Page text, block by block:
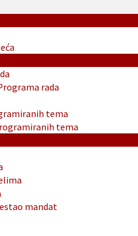
rada
tema
tema
mandat